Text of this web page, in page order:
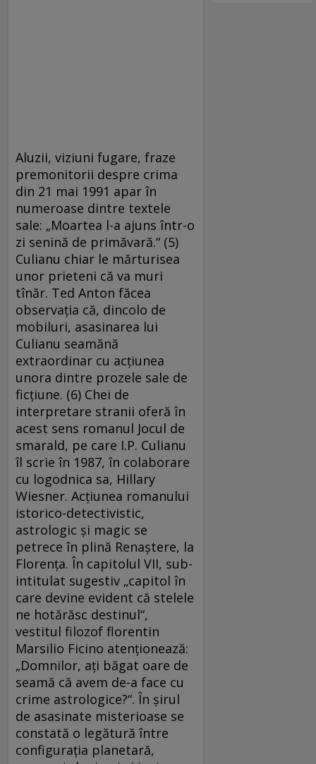
Aluzii, viziuni fugare, fraze
premonitorii de­spre crima
din 21 mai 1991 apar în
numeroase din­tre textele
sale: „Moartea l-a ajuns într-o
zi se­nină de primăvară.“ (5)
Culianu chiar le măr­tu­ri­sea
unor prieteni că va muri
tînăr. Ted Anton fă­cea
observaţia că, dincolo de
mobiluri, asa­si­na­rea lui
Culianu seamănă
extraordinar cu acţiunea
unora dintre prozele sale de
ficţiune. (6) Chei de
interpretare stranii oferă în
acest sens ro­manul Jocul de
smarald, pe care I.P. Culianu
îl scrie în 1987, în colaborare
cu logodnica sa, Hil­lary
Wiesner. Acţiunea romanului
istorico-de­tectivistic,
astrologic şi magic se
petrece în pli­nă Renaştere, la
Florenţa. În capitolul VII, sub­
intitulat sugestiv „capitol în
care devine evi­dent că stelele
ne hotărăsc destinul“,
vestitul fi­lo­zof florentin
Marsilio Ficino atenţionează:
„Dom­nilor, aţi băgat oare de
seamă că avem de-a face cu
crime astrologice?“. În şirul
de asa­si­na­te misterioase se
constată o legătură între
con­fi­gu­raţia planetară,